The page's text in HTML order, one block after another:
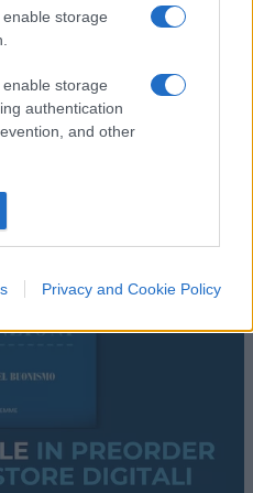
storage
storage
authentication
and other
Privacy and Cookie Policy